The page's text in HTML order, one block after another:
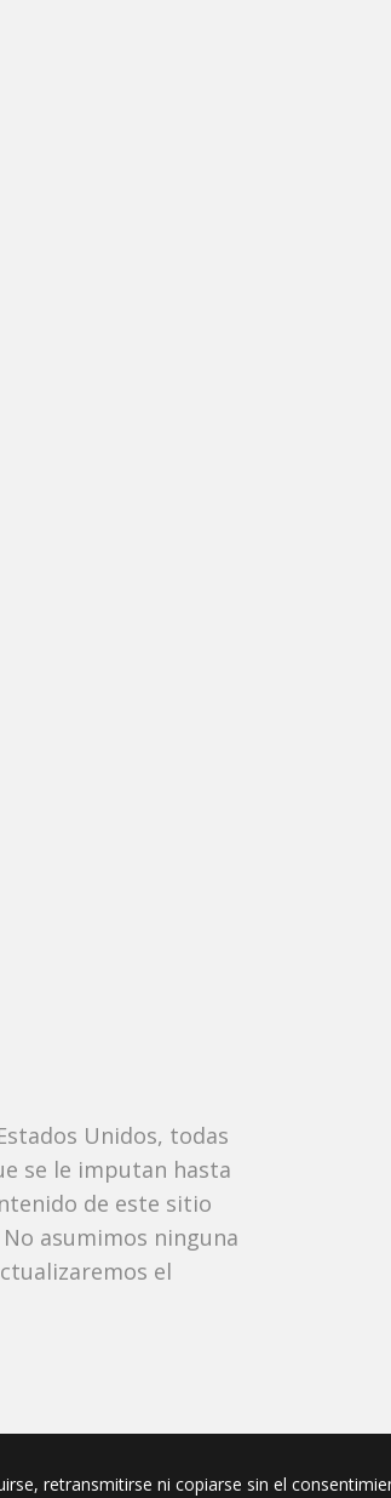
Unidos, todas
se le imputan hasta
de este sitio
asumimos ninguna
el
retransmitirse ni copiarse sin el